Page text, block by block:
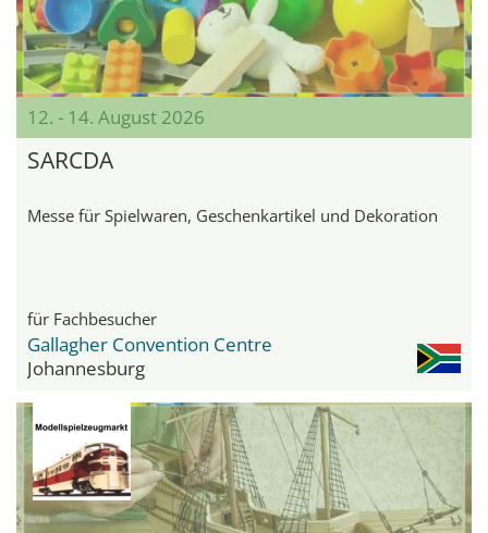
12. - 14. August 2026
SARCDA
Messe für Spielwaren, Geschenkartikel und Dekoration
für Fachbesucher
Gallagher Convention Centre
Johannesburg